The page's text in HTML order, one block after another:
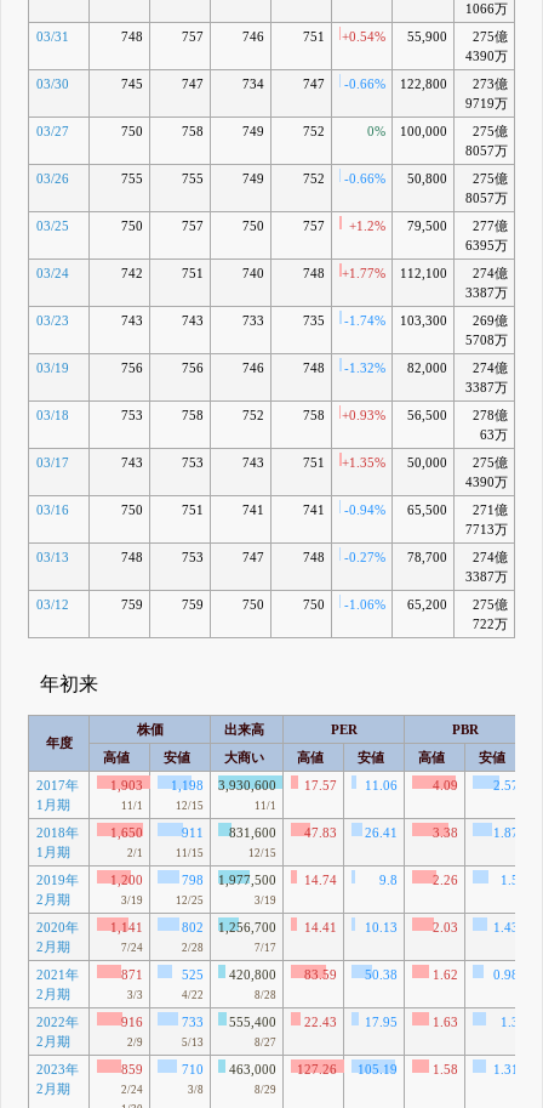
1066万
03/31 748 757 746 751 +0.54% 55,900
275億
4390万
03/30 745 747 734 747 -0.66% 122,800
273億
9719万
03/27 750 758 749 752 0% 100,000
275億
8057万
03/26 755 755 749 752 -0.66% 50,800
275億
8057万
03/25 750 757 750 757 +1.2% 79,500
277億
6395万
03/24 742 751 740 748 +1.77% 112,100
274億
3387万
03/23 743 743 733 735 -1.74% 103,300
269億
5708万
03/19 756 756 746 748 -1.32% 82,000
274億
3387万
03/18 753 758 752 758 +0.93% 56,500
278億
63万
03/17 743 753 743 751 +1.35% 50,000
275億
4390万
03/16 750 751 741 741 -0.94% 65,500
271億
7713万
03/13 748 753 747 748 -0.27% 78,700
274億
3387万
03/12 759 759 750 750 -1.06% 65,200
275億
722万
年初来
年度
株価 出来高 PER
PBR
高値
安値 大商い 高値 安値 高値 安値
2017年
1月期
1,903
11/1
1,198
12/15
3,930,600
11/1
17.57 11.06 4.09
2.57
2018年
1月期
1,650
2/1
911
11/15
831,600
12/15
47.83 26.41 3.38
1.87
2019年
2月期
1,200
3/19
798
12/25
1,977,500
3/19
14.74 9.8 2.26
1.5
2020年
2月期
1,141
7/24
802
2/28
1,256,700
7/17
14.41 10.13 2.03
1.43
2021年
2月期
871
3/3
525
4/22
420,800
8/28
83.59 50.38 1.62
0.98
2022年
2月期
916
2/9
733
5/13
555,400
8/27
22.43 17.95 1.63
1.3
2023年
2月期
859
2/24
710
3/8
463,000
8/29
127.26 105.19 1.58 1.31